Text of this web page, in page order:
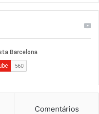
Comentários